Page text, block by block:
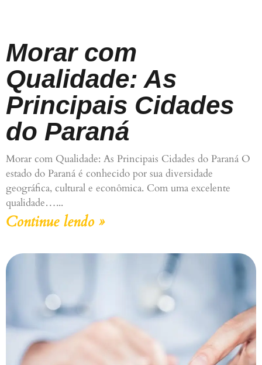
Morar com
Qualidade: As
Principais Cidades
do Paraná
Morar com Qualidade: As Principais Cidades do Paraná O
estado do Paraná é conhecido por sua diversidade
geográfica, cultural e econômica. Com uma excelente
qualidade…
Continue lendo »